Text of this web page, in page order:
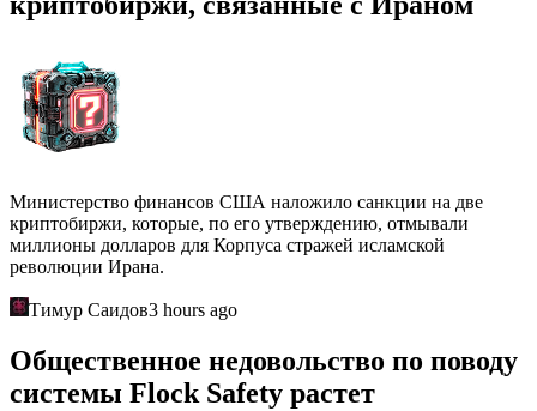
Министерство финансов США наложило санкции на две
криптобиржи, которые, по его утверждению, отмывали
миллионы долларов для Корпуса стражей исламской
революции Ирана.
Тимур Саидов3 hours ago
Общественное недовольство по поводу
системы Flock Safety растет